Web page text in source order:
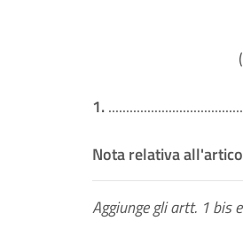
1.
Nota relativa
Aggiunge gli artt. 1 bis